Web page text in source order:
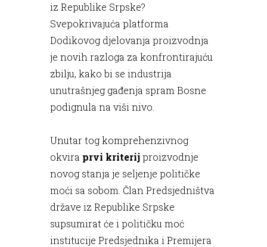
iz Republike Srpske?
Svepokrivajuća platforma
Dodikovog djelovanja proizvodnja
je novih razloga za konfrontirajuću
zbilju, kako bi se industrija
unutrašnjeg gađenja spram Bosne
podignula na viši nivo.
Unutar tog komprehenzivnog
okvira prvi kriterijproizvodnje
novog stanja je seljenje političke
moći sa sobom. Član Predsjedništva
države iz Republike Srpske
supsumirat će i političku moć
institucije Predsjednika i Premijera